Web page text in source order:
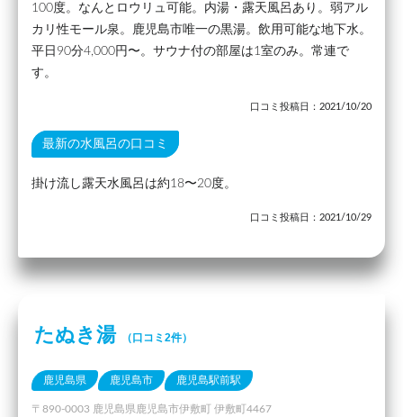
100度。なんとロウリュ可能。内湯・露天風呂あり。弱アル
カリ性モール泉。鹿児島市唯一の黒湯。飲用可能な地下水。
平日90分4,000円〜。サウナ付の部屋は1室のみ。常連で
す。
口コミ投稿日：2021/10/20
最新の水風呂の口コミ
掛け流し露天水風呂は約18〜20度。
口コミ投稿日：2021/10/29
たぬき湯 （口コミ2件）
鹿児島県 鹿児島市 鹿児島駅前駅
〒890-0003 鹿児島県鹿児島市伊敷町 伊敷町4467